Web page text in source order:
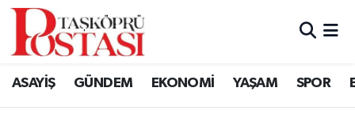
ASAYİŞ GÜNDEM EKONOMİ YAŞAM SPOR
Kastamonu Vefat Edenler